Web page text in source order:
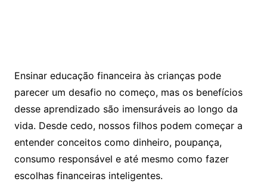
Ensinar educação financeira às crianças pode
parecer um desafio no começo, mas os benefícios
desse aprendizado são imensuráveis ao longo da
vida. Desde cedo, nossos filhos podem começar a
entender conceitos como dinheiro, poupança,
consumo responsável e até mesmo como fazer
escolhas financeiras inteligentes.